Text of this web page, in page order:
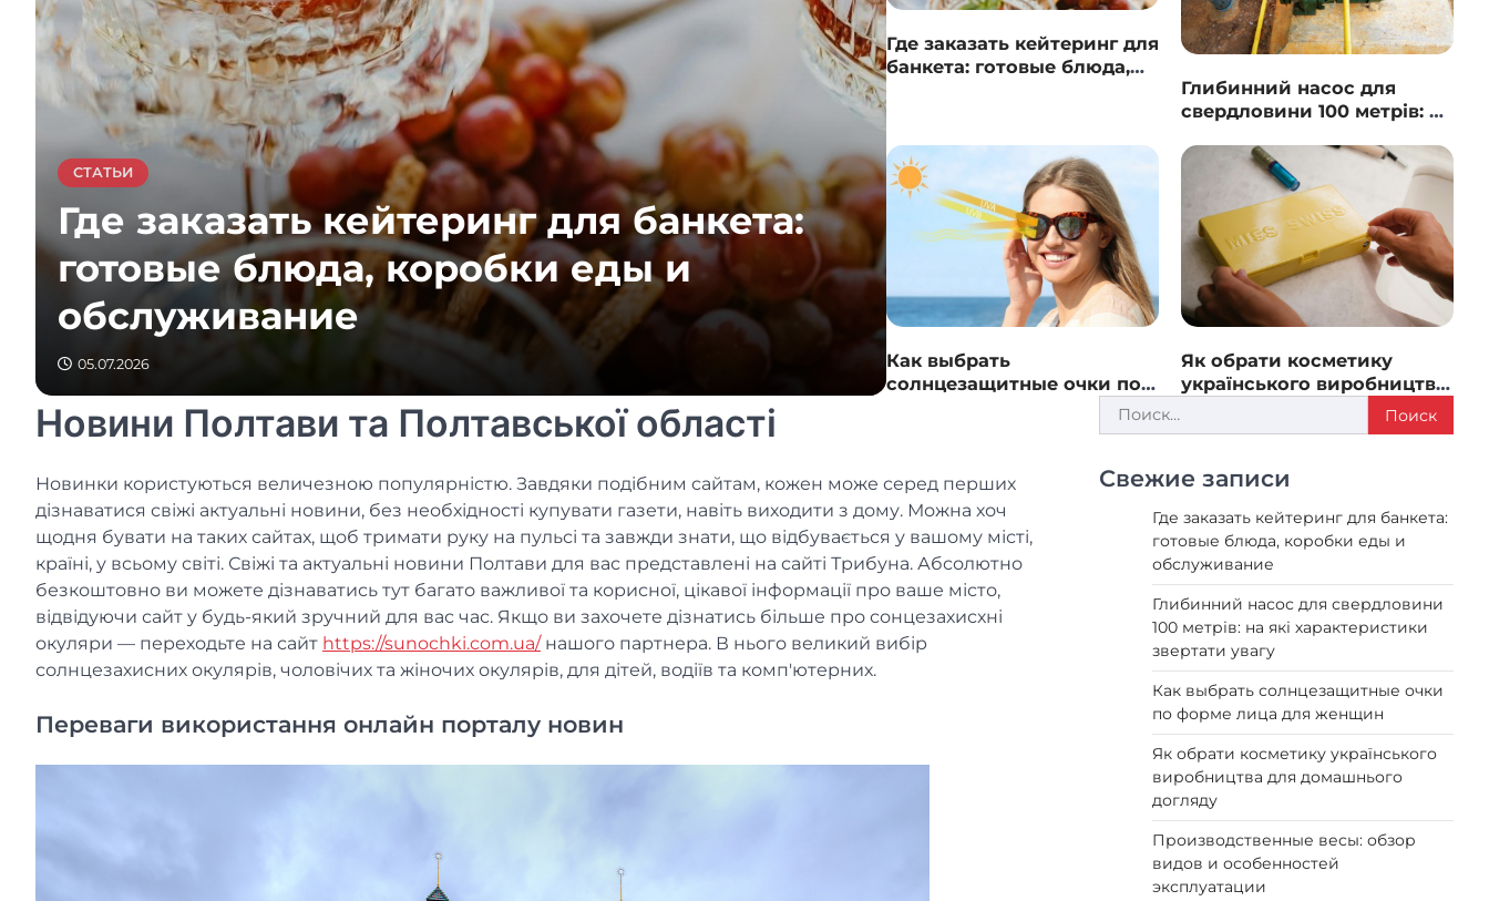
СТАТЬИ
Где заказать кейтеринг для банкета:
готовые блюда, коробки еды и
обслуживание
05.07.2026
СТАТЬИ
Глибинний насос для
метрів: на які
звертати увагу
05.06.2026
Где заказать кейтеринг для
банкета: готовые блюда,
Глибинний насос для
свердловини 100 метрів: на
звертати увагу
Как выбрать
солнцезащитные очки по
форме лица для женщин
Як обрати косметику
українського виробництва
для домашнього догляду
Новини Полтави та Полтавської області
Новинки користуються величезною популярністю. Завдяки подібним сайтам, кожен може серед перших
дізнаватися свіжі актуальні новини, без необхідності купувати газети, навіть виходити з дому. Можна хоч
щодня бувати на таких сайтах, щоб тримати руку на пульсі та завжди знати, що відбувається у вашому місті,
країні, у всьому світі. Свіжі та актуальні новини Полтави для вас представлені на сайті Трибуна. Абсолютно
безкоштовно ви можете дізнаватись тут багато важливої та корисної, цікавої інформації про ваше місто,
відвідуючи сайт у будь-який зручний для вас час. Якщо ви захочете дізнатись більше про сонцезахисхні
окуляри — переходьте на сайт https://sunochki.com.ua/нашого партнера. В нього великий вибір
солнцезахисних окулярів, чоловічих та жіночих окулярів, для дітей, водіїв та комп'ютерних.
Переваги використання онлайн порталу новин
Найти:
Свежие записи
Где заказать кейтеринг для банкета:
готовые блюда, коробки еды и
обслуживание
Глибинний насос для свердловини
100 метрів: на які характеристики
звертати увагу
Как выбрать солнцезащитные очки
по форме лица для женщин
Як обрати косметику українського
виробництва для домашнього
догляду
Производственные весы: обзор
видов и особенностей
эксплуатации